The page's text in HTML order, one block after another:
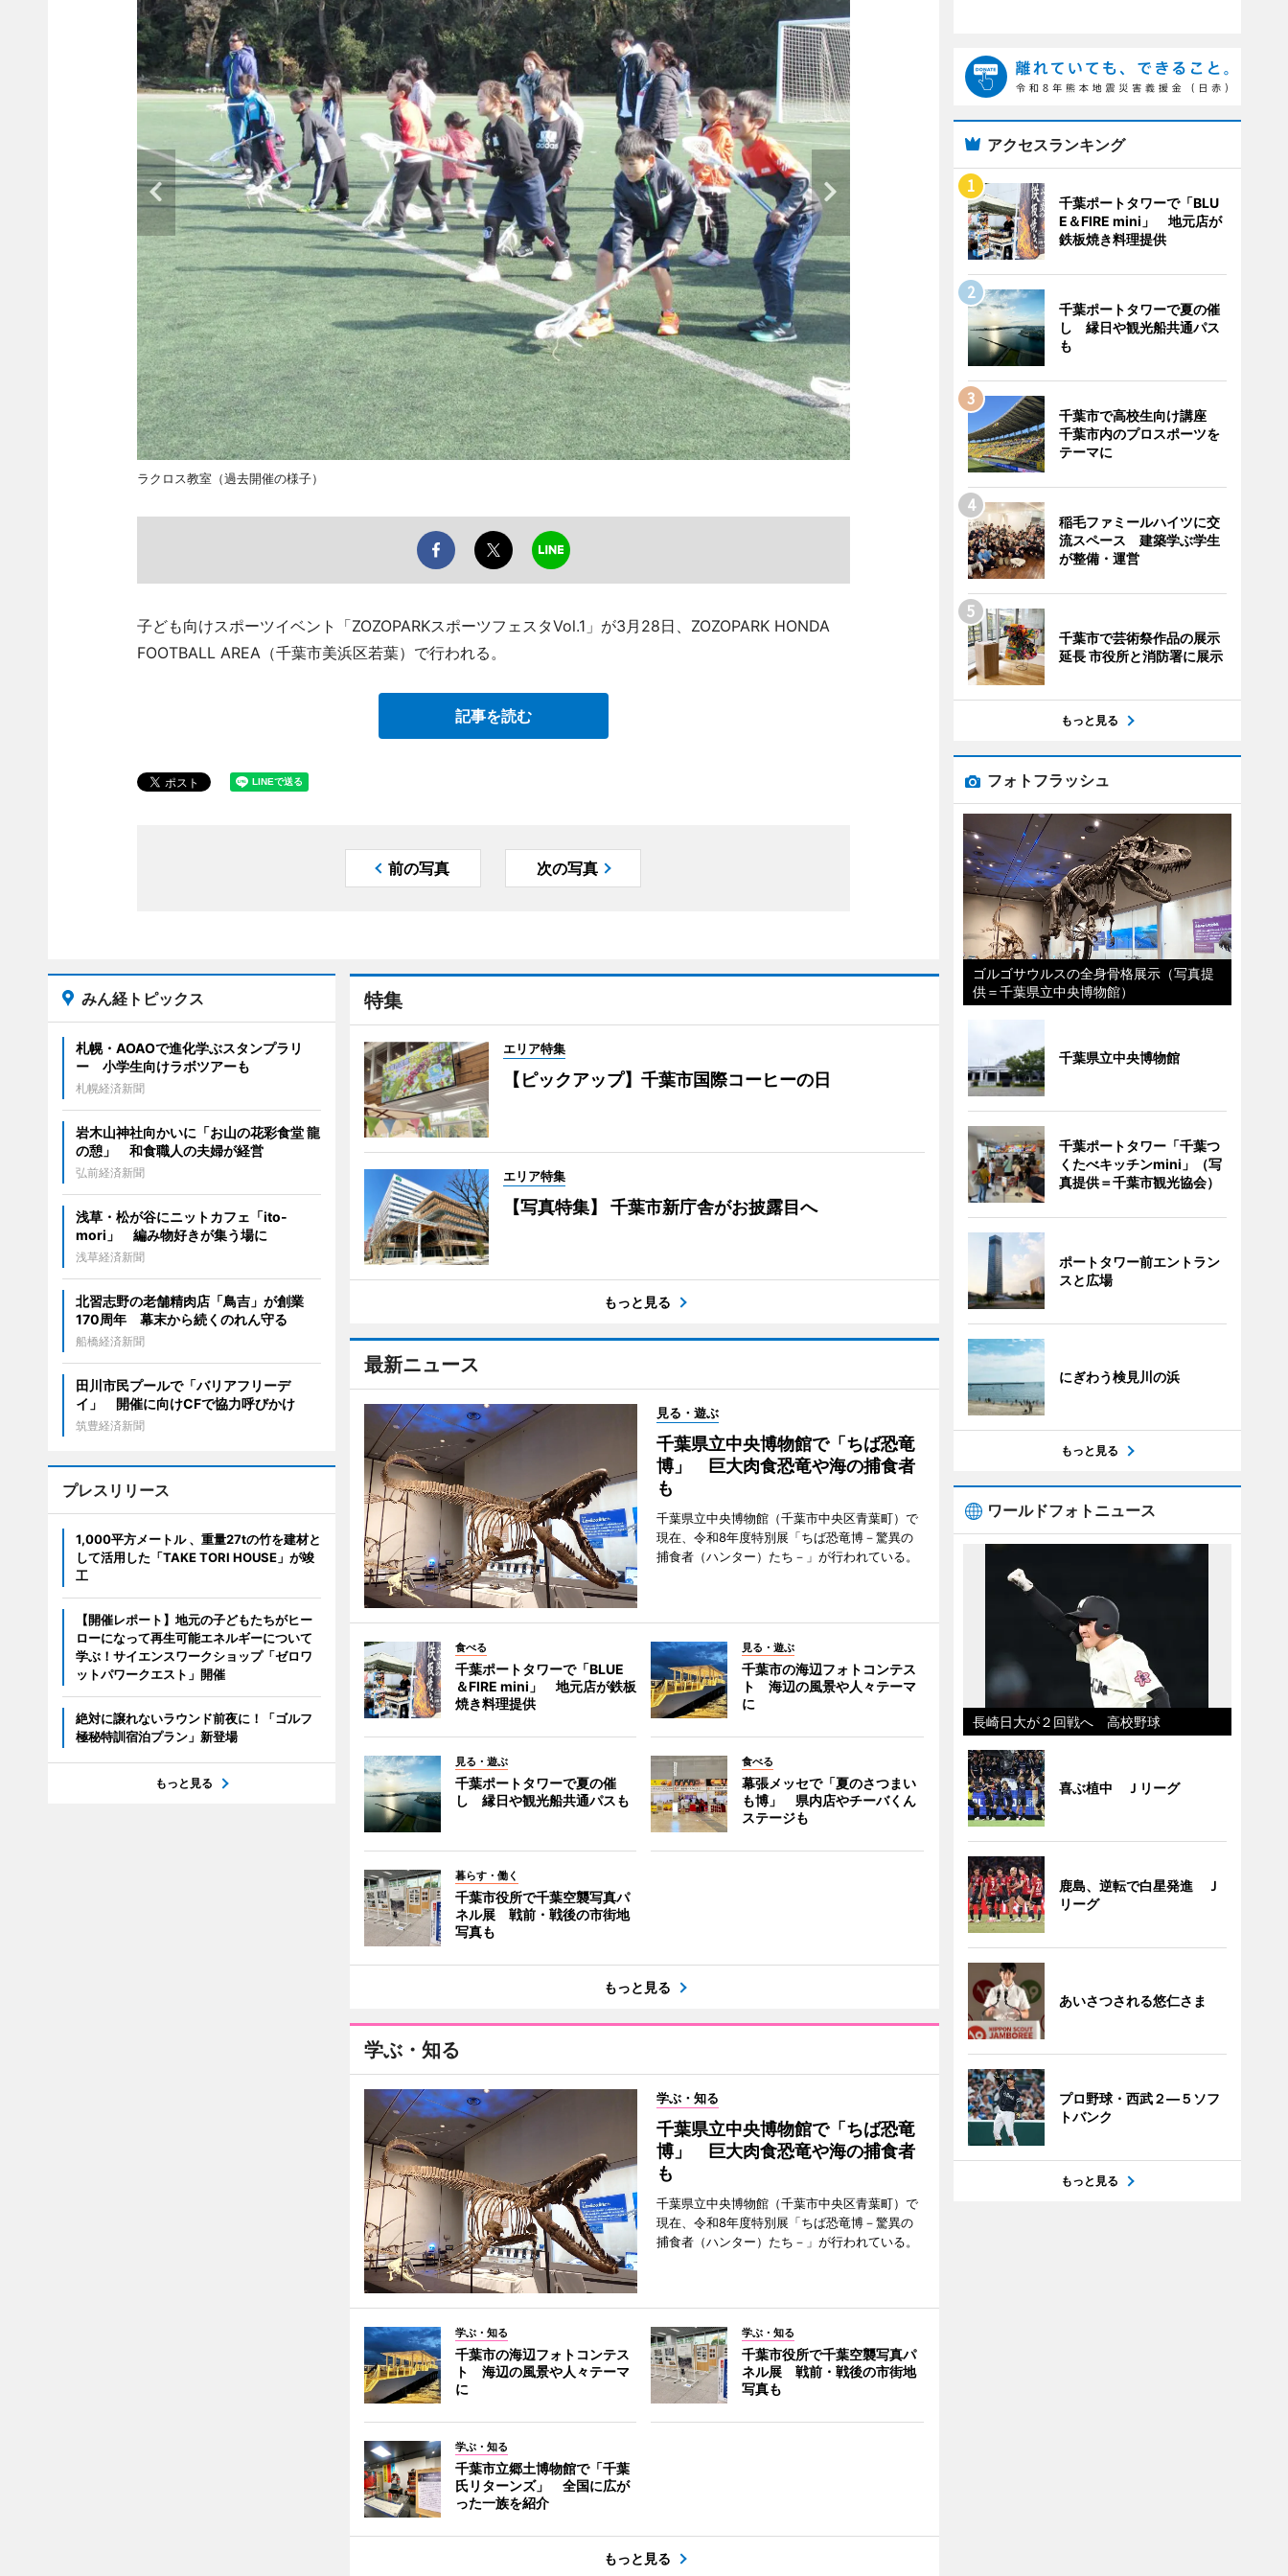
ラクロス教室（過去開催の様子）
子ども向けスポーツイベント「ZOZOPARKスポーツフェスタVol.1」が3月28日、ZOZOPARK HONDA
FOOTBALL AREA（千葉市美浜区若葉）で行われる。
記事を読む
前の写真 次の写真
特集
エリア特集
【ピックアップ】千葉市国際コーヒーの日
エリア特集
【写真特集】 千葉市新庁舎がお披露目へ
もっと見る
最新ニュース
見る・遊ぶ
千葉県立中央博物館で「ちば恐竜
博」 巨大肉食恐竜や海の捕食者
も
千葉県立中央博物館（千葉市中央区青葉町）で
現在、令和8年度特別展「ちば恐竜博－驚異の
捕食者（ハンター）たち－」が行われている。
食べる
千葉ポートタワーで「BLUE
＆FIRE mini」 地元店が鉄板
焼き料理提供
見る・遊ぶ
千葉市の海辺フォトコンテス
ト 海辺の風景や人々テーマ
に
見る・遊ぶ
千葉ポートタワーで夏の催
し 縁日や観光船共通パスも
食べる
幕張メッセで「夏のさつまい
も博」 県内店やチーバくん
ステージも
暮らす・働く
千葉市役所で千葉空襲写真パ
ネル展 戦前・戦後の市街地
写真も
もっと見る
学ぶ・知る
学ぶ・知る
千葉県立中央博物館で「ちば恐竜
博」 巨大肉食恐竜や海の捕食者
も
千葉県立中央博物館（千葉市中央区青葉町）で
現在、令和8年度特別展「ちば恐竜博－驚異の
捕食者（ハンター）たち－」が行われている。
学ぶ・知る
千葉市の海辺フォトコンテス
ト 海辺の風景や人々テーマ
に
学ぶ・知る
千葉市役所で千葉空襲写真パ
ネル展 戦前・戦後の市街地
写真も
学ぶ・知る
千葉市立郷土博物館で「千葉
氏リターンズ」 全国に広が
った一族を紹介
もっと見る
みん経トピックス
札幌・AOAOで進化学ぶスタンプラリ
ー 小学生向けラボツアーも
札幌経済新聞
岩木山神社向かいに「お山の花彩食堂 龍
の憩」 和食職人の夫婦が経営
弘前経済新聞
浅草・松が谷にニットカフェ「ito-
mori」 編み物好きが集う場に
浅草経済新聞
北習志野の老舗精肉店「鳥吉」が創業
170周年 幕末から続くのれん守る
船橋経済新聞
田川市民プールで「バリアフリーデ
イ」 開催に向けCFで協力呼びかけ
筑豊経済新聞
プレスリリース
1,000平方メートル 、重量27tの竹を建材と
して活用した「TAKE TORI HOUSE」が竣
工
【開催レポート】地元の子どもたちがヒー
ローになって再生可能エネルギーについて
学ぶ！サイエンスワークショップ「ゼロワ
ットパワークエスト」開催
絶対に譲れないラウンド前夜に！「ゴルフ
極秘特訓宿泊プラン」新登場
もっと見る
アクセスランキング
千葉ポートタワーで「BLU
E＆FIRE mini」 地元店が
鉄板焼き料理提供
千葉ポートタワーで夏の催
し 縁日や観光船共通パス
も
千葉市で高校生向け講座
千葉市内のプロスポーツを
テーマに
稲毛ファミールハイツに交
流スペース 建築学ぶ学生
が整備・運営
千葉市で芸術祭作品の展示
延長 市役所と消防署に展示
もっと見る
フォトフラッシュ
ゴルゴサウルスの全身骨格展示（写真提
供＝千葉県立中央博物館）
千葉県立中央博物館
千葉ポートタワー「千葉つ
くたべキッチンmini」（写
真提供＝千葉市観光協会）
ポートタワー前エントラン
スと広場
にぎわう検見川の浜
もっと見る
ワールドフォトニュース
長崎日大が２回戦へ 高校野球
喜ぶ植中 Ｊリーグ
鹿島、逆転で白星発進 Ｊ
リーグ
あいさつされる悠仁さま
プロ野球・西武２―５ソフ
トバンク
もっと見る